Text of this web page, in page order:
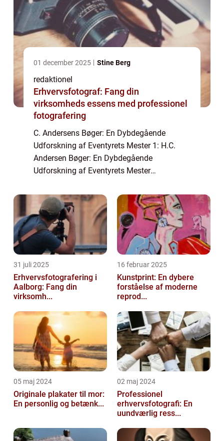
01 december 2025 Stine Berg
redaktionel
Erhvervsfotograf: Fang din
virksomheds essens med professionel
fotografering
C. Andersens Bøger: En Dybdegående
Udforskning af Eventyrets Mester 1: H.C.
Andersen Bøger: En Dybdegående
Udforskning af Eventyrets Mester
Andersen er en ikonisk dansk forfatter, der er
bedst kendt for sine ...
31 juli 2025
Erhvervsfotografering i
Aalborg: Fang din
virksomh...
16 februar 2025
Kunstprint: En dybere
forståelse af moderne
reprod...
05 maj 2024
Originale plakater til mor:
En personlig og betænk...
02 maj 2024
Professionel
erhvervsfotografi: En
uundværlig ress...